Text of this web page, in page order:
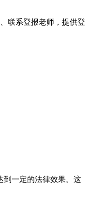
联系登报老师，提供登
到一定的法律效果。这